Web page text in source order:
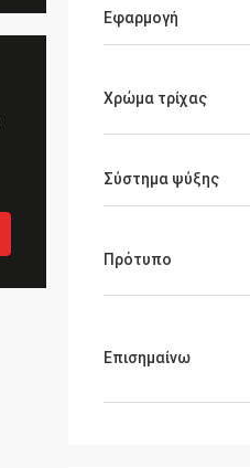
Εφαρμογή
Χρώμα τρίχας
Σύστημα ψύξης
Πρότυπο
Επισημαίνω